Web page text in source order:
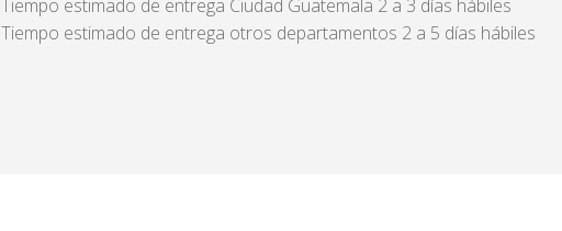
Tiempo estimado de entrega Ciudad Guatemala 2 a 3 días hábiles
Tiempo estimado de entrega otros departamentos 2 a 5 días hábiles